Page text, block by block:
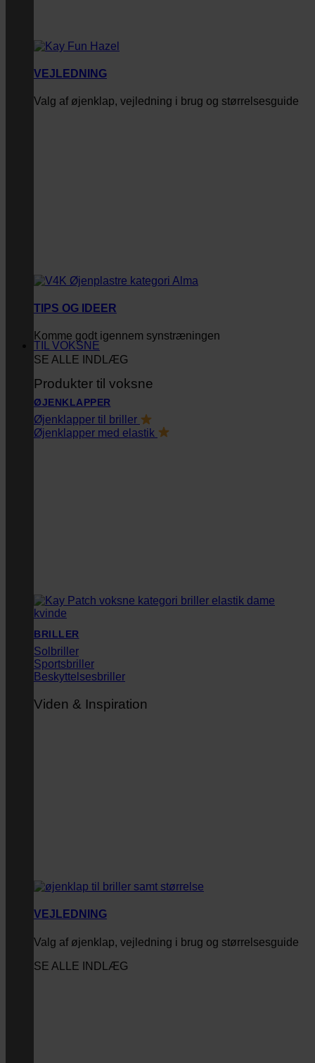
VEJLEDNING
Valg af øjenklap, vejledning i brug og størrelsesguide
TIPS OG IDEER
Komme godt igennem synstræningen
SE ALLE INDLÆG
TIL VOKSNE
Produkter til voksne
ØJENKLAPPER
Øjenklapper til briller
Øjenklapper med elastik
BRILLER
Solbriller
Sportsbriller
Beskyttelsesbriller
Viden & Inspiration
VEJLEDNING
Valg af øjenklap, vejledning i brug og størrelsesguide
SE ALLE INDLÆG